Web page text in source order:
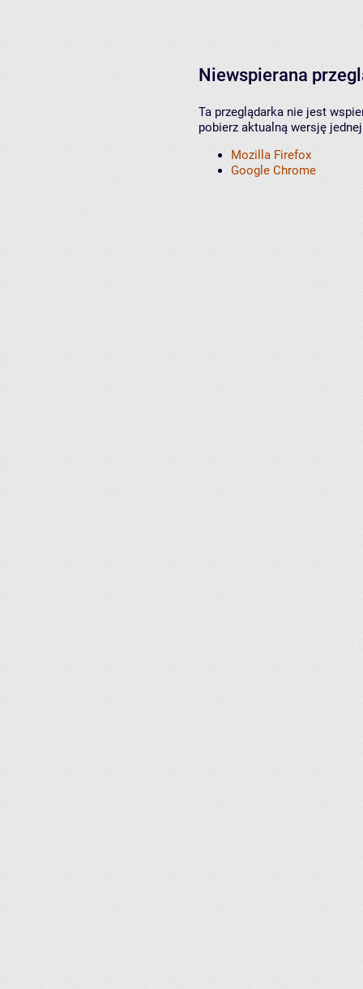
Niewspierana
Ta przeglądarka nie jest
pobierz aktualną wersję
Mozilla Firefox
Google Chrome